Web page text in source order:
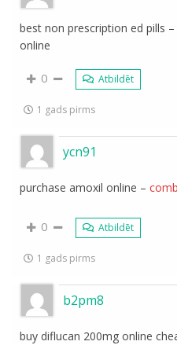
best non prescription ed pills
online
0 Atbildēt
1 gads pirms
ycn91
purchase amoxil online –
0 Atbildēt
1 gads pirms
b2pm8
buy diflucan 200mg online